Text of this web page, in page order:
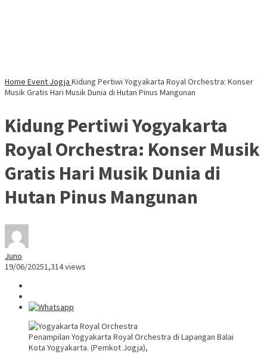
Home Event Jogja Kidung Pertiwi Yogyakarta Royal Orchestra: Konser
Musik Gratis Hari Musik Dunia di Hutan Pinus Mangunan
Kidung Pertiwi Yogyakarta
Royal Orchestra: Konser Musik
Gratis Hari Musik Dunia di
Hutan Pinus Mangunan
Juno
19/06/20251,314 views
Penampilan Yogyakarta Royal Orchestra di Lapangan Balai
Kota Yogyakarta. (Pemkot Jogja),